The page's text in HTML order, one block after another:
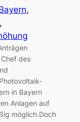
des
in Bayern
Anlagen auf
möglich.Doch